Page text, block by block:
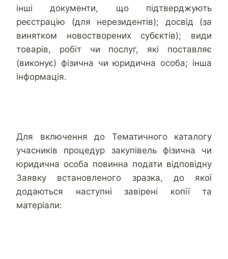
інші документи, що підтверджують
реєстрацію (для нерезидентів); досвід (за
винятком новостворених субєктів); види
товарів, робіт чи послуг, які поставляє
(виконує) фізична чи юридична особа; інша
інформація.
Для включення до Тематичного каталогу
учасників процедур закупівель фізична чи
юридична особа повинна подати відповідну
Заявку встановленого зразка, до якої
додаються наступні завірені копії та
матеріали: